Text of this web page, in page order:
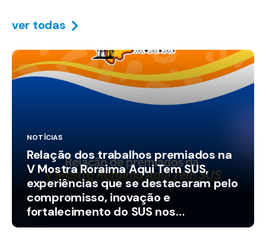
ver todas
NOTÍCIAS
Relação dos trabalhos premiados na
V Mostra Roraima Aqui Tem SUS,
experiências que se destacaram pelo
compromisso, inovação e
fortalecimento do SUS nos
municípios.